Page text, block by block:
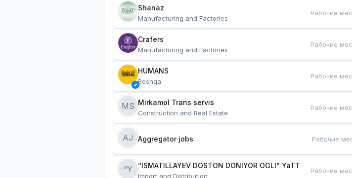
Shanaz
Manufacturing and Factories
Рабочие
Crafers
Manufacturing and Factories
Рабочие
HUMANS
Boshqa
Рабочие
MS
Construction and Real Estate
Рабочие
AJ Aggregator jobs Рабочие
“Y “ISMATILLAYEV DOSTON DONIYOR OGLI” YaTT
Import and Distribution
Рабочие